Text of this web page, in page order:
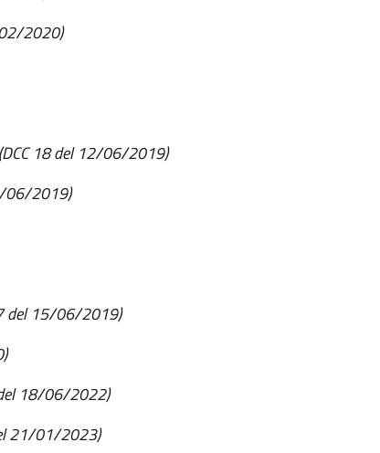
2020)
(DCC 18 del 12/06/2019)
06/2019)
del 15/06/2019)
18/06/2022)
21/01/2023)